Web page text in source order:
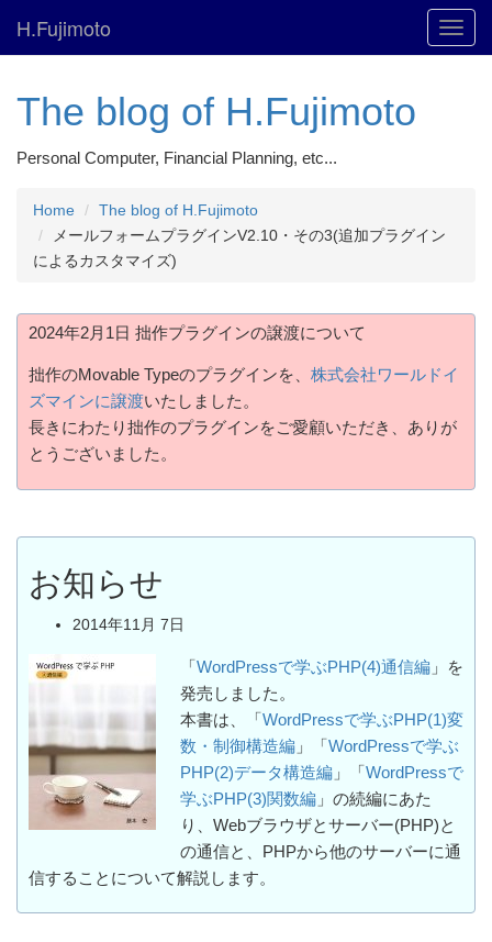
H.Fujimoto
The blog of H.Fujimoto
Personal Computer, Financial Planning, etc...
Home
The blog of H.Fujimoto
メールフォームプラグインV2.10・その3(追加プラグイン
によるカスタマイズ)
2024年2月1日 拙作プラグインの譲渡について
拙作のMovable Typeのプラグインを、 株式会社ワールドイ
ズマインに譲渡いたしました。
長きにわたり拙作のプラグインをご愛顧いただき、ありが
とうございました。
お知らせ
2014年11月 7日
「 WordPressで学ぶPHP(4)通信編 」を
発売しました。
本書は、「 WordPressで学ぶPHP(1)変
数・制御構造編 」「 WordPressで学ぶ
PHP(2)データ構造編 」「 WordPressで
学ぶPHP(3)関数編 」の続編にあた
り、Webブラウザとサーバー(PHP)と
の通信と、PHPから他のサーバーに通
信することについて解説します。